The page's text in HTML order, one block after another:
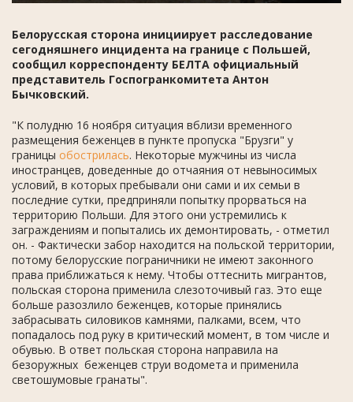
Белорусская сторона инициирует расследование
сегодняшнего инцидента на границе с Польшей,
сообщил корреспонденту БЕЛТА официальный
представитель Госпогранкомитета Антон
Бычковский.
"К полудню 16 ноября ситуация вблизи временного
размещения беженцев в пункте пропуска "Брузги" у
границы обострилась. Некоторые мужчины из числа
иностранцев, доведенные до отчаяния от невыносимых
условий, в которых пребывали они сами и их семьи в
последние сутки, предприняли попытку прорваться на
территорию Польши. Для этого они устремились к
заграждениям и попытались их демонтировать, - отметил
он. - Фактически забор находится на польской территории,
потому белорусские пограничники не имеют законного
права приближаться к нему. Чтобы оттеснить мигрантов,
польская сторона применила слезоточивый газ. Это еще
больше разозлило беженцев, которые принялись
забрасывать силовиков камнями, палками, всем, что
попадалось под руку в критический момент, в том числе и
обувью. В ответ польская сторона направила на
безоружных беженцев струи водомета и применила
светошумовые гранаты".